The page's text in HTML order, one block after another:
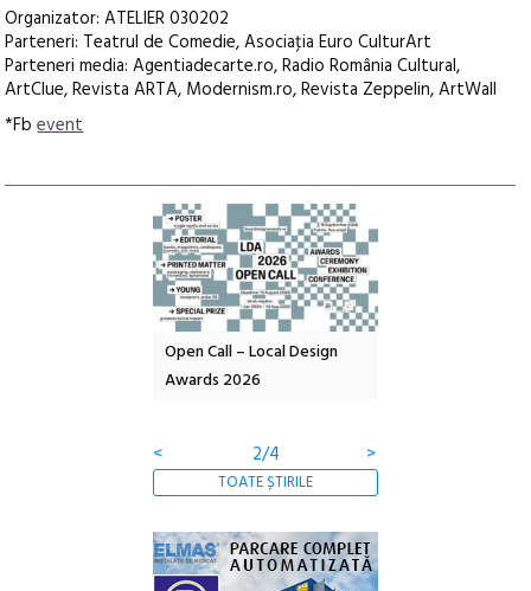
Organizator: ATELIER 030202
Parteneri: Teatrul de Comedie, Asociaţia Euro CulturArt
Parteneri media: Agentiadecarte.ro, Radio România Cultural,
ArtClue, Revista ARTA, Modernism.ro, Revista Zeppelin, ArtWall
*Fbevent
Open Call – Local Design
Awards 2026
<
2/4 >
TOATE ȘTIRILE